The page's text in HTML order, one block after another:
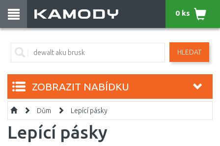
HLEDAT
0 ks
ZOBRAZIT NABÍDKU
Dům Lepící pásky
Lepící pásky